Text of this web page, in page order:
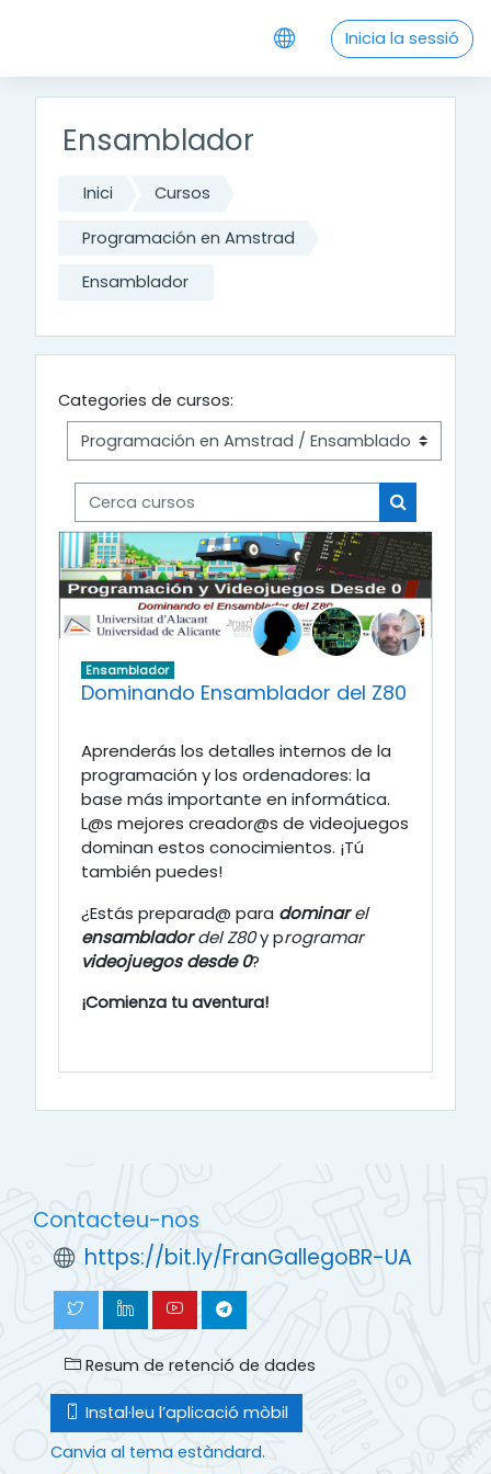
Inicia la sessió
Ensamblador
Inici Cursos
Programación en Amstrad
Ensamblador
Categories de cursos:
Cerca cursos
Cerca
Ensamblador
Dominando Ensamblador del Z80
Aprenderás los detalles internos de la
programación y los ordenadores: la
base más importante en informática.
L@s mejores creador@s de videojuegos
dominan estos conocimientos. ¡Tú
también puedes!
¿Estás preparad@ para dominarel
ensambladordel Z80y programar
videojuegos desde 0?
¡Comienza tu aventura!
Contacteu-nos
https://bit.ly/FranGallegoBR-UA
Resum de retenció de dades
Instal·leu l’aplicació mòbil
Canvia al tema estàndard.